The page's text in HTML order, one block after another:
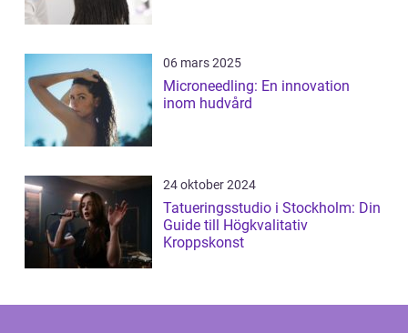
06 mars 2025
Microneedling: En innovation
inom hudvård
24 oktober 2024
Tatueringsstudio i Stockholm: Din
Guide till Högkvalitativ
Kroppskonst